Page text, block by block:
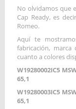
No olvidamos que
Cap Ready, es
Romeo.
Aquí te
fabricación,
cuanto a colores
W19280002IC5
65,1
W19280003IC5
65,1